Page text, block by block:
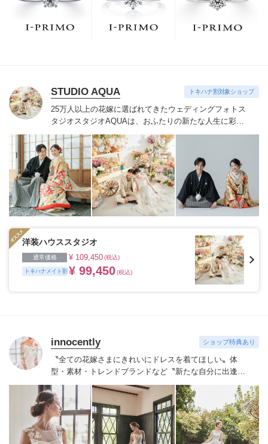
緒に。まずは、アイプリモへ。
STUDIO AQUA トキハナ割対象ショップ
25万人以上の花嫁に選ばれてきたウェディングフォトス
タジオ スタジオAQUAは、おふたりの新たな人生に彩り
を添える“最高のウェディングフォト”のお手伝いをさせ
ていただきます。1枚の写真のチカラを信じて
洋装ハウススタジオ
通常価格 ¥ 109,450(税込)
トキハナメイト割 ¥ 99,450(税込)
innocently ショップ特典あり
〝全ての花嫁さまにきれいにドレスを着てほしい〟 体
型・素材・トレンドブランドなど〝新たな自分に出逢え
る〟幅広いラインナップが揃うinnocently。
素材・デザイ
ンにこだわったオリジナルドレスは3～23号まで展開。
国内外の有名デザイナーズドレスも多数取扱っており、
NYやミラノ・バルセロナからセレクトされたインポート
ドレスは全て日本人花嫁向けにサイズ調整。さらに和装